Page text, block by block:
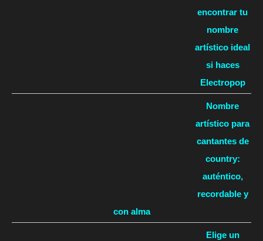
encontrar tu
nombre
artístico ideal
si haces
Electropop
Nombre
artístico para
cantantes de
country:
auténtico,
recordable y
con alma
Elige un